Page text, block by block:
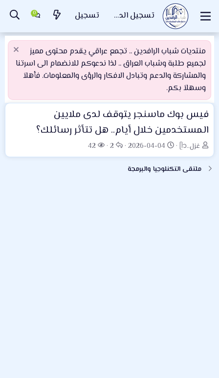
تسجيل الدخول تسجيل
منتديات شباب الرافدين .. تجمع عراقي يقدم محتوى مميز
لجميع طلبة وشباب العراق .. لذا ندعوكم للانضمام الى اسرتنا
والمشاركة والدعم وتبادل الافكار والرؤى والمعلومات. فأهلاَ
وسهلاَ بكم.
فيس بوك ماسنجر يتوقف لدى ملايين
المستخدمين خلال أيام.. هل تتأثر رسائلك؟
ب
ا
د
غزل..ᥫ᭡
ت
ا
ر
2026-04-04
ا
ل
2
ا
ل
42
ملتقى التكنلوجيا والبرمجة